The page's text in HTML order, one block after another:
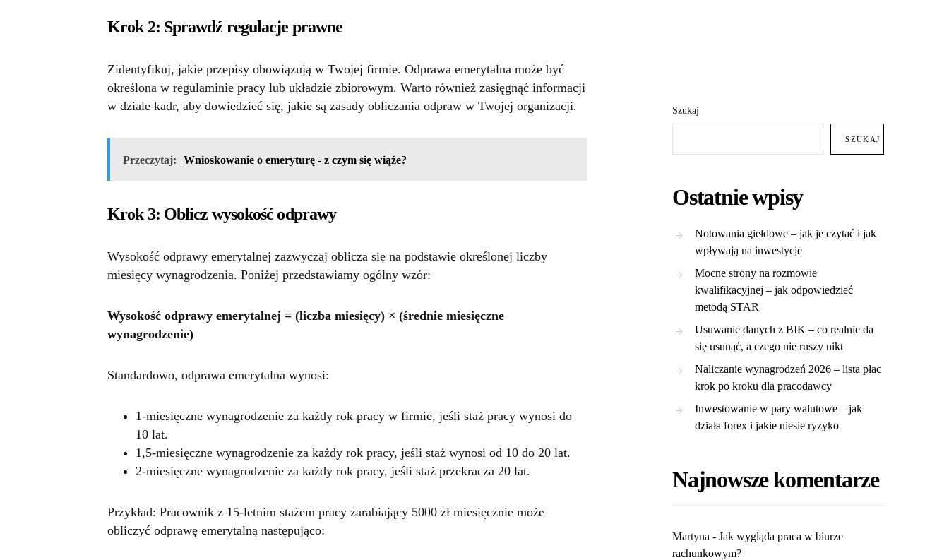
Krok 2: Sprawdź regulacje prawne
Zidentyfikuj, jakie przepisy obowiązują w Twojej firmie. Odprawa emerytalna może być
określona w regulaminie pracy lub układzie zbiorowym. Warto również zasięgnąć informacji
w dziale kadr, aby dowiedzieć się, jakie są zasady obliczania odpraw w Twojej organizacji.
Przeczytaj: Wnioskowanie o emeryturę - z czym się wiąże?
Krok 3: Oblicz wysokość odprawy
Wysokość odprawy emerytalnej zazwyczaj oblicza się na podstawie określonej liczby
miesięcy wynagrodzenia. Poniżej przedstawiamy ogólny wzór:
Wysokość odprawy emerytalnej = (liczba miesięcy) × (średnie miesięczne
wynagrodzenie)
Standardowo, odprawa emerytalna wynosi:
1-miesięczne wynagrodzenie za każdy rok pracy w firmie, jeśli staż pracy wynosi do
10 lat.
1,5-miesięczne wynagrodzenie za każdy rok pracy, jeśli staż wynosi od 10 do 20 lat.
2-miesięczne wynagrodzenie za każdy rok pracy, jeśli staż przekracza 20 lat.
Przykład: Pracownik z 15-letnim stażem pracy zarabiający 5000 zł miesięcznie może
obliczyć odprawę emerytalną następująco:
Szukaj
SZUKAJ
Ostatnie wpisy
Notowania giełdowe – jak je czytać i jak
wpływają na inwestycje
Mocne strony na rozmowie
kwalifikacyjnej – jak odpowiedzieć
metodą STAR
Usuwanie danych z BIK – co realnie da
się usunąć, a czego nie ruszy nikt
Naliczanie wynagrodzeń 2026 – lista płac
krok po kroku dla pracodawcy
Inwestowanie w pary walutowe – jak
działa forex i jakie niesie ryzyko
Najnowsze komentarze
Martyna - ​Jak wygląda praca w biurze
rachunkowym?